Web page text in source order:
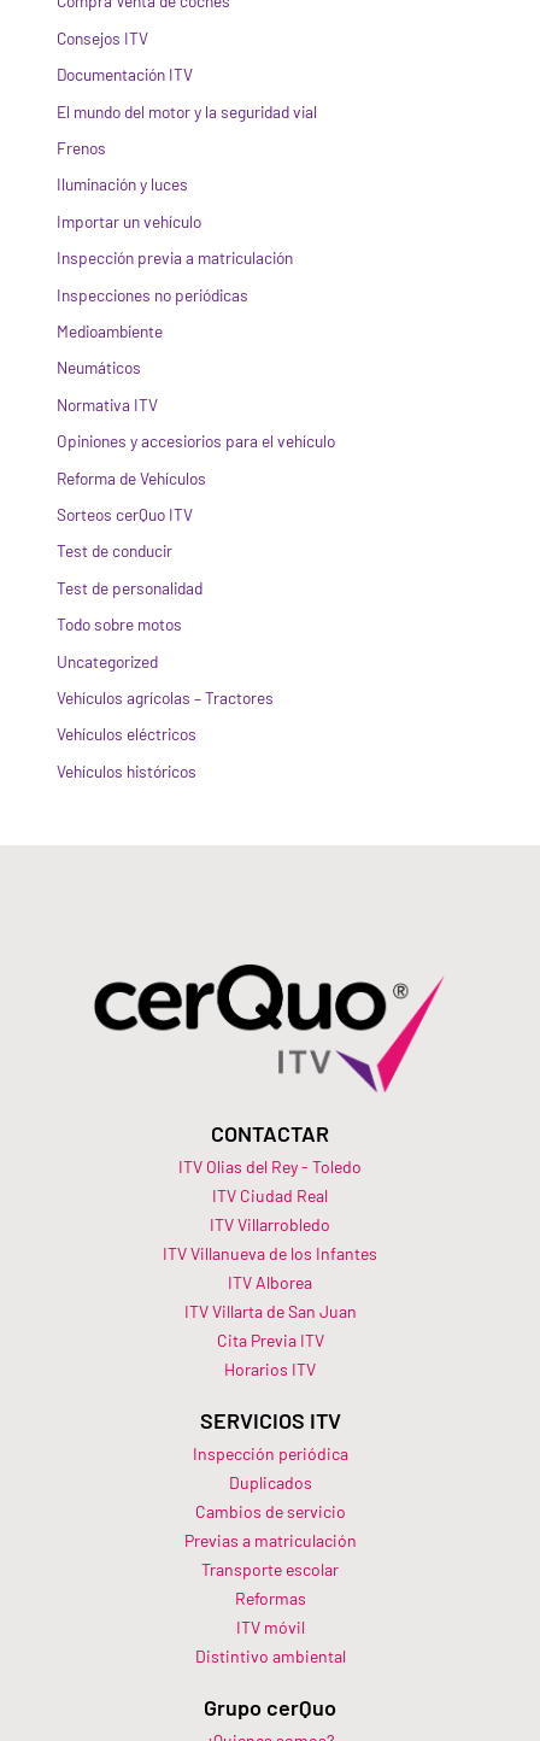
Consejos ITV
Documentación ITV
El mundo del motor y la seguridad vial
Frenos
Iluminación y luces
Importar un vehículo
Inspección previa a matriculación
Inspecciones no periódicas
Medioambiente
Neumáticos
Normativa ITV
Opiniones y accesiorios para el vehículo
Reforma de Vehículos
Sorteos cerQuo ITV
Test de conducir
Test de personalidad
Todo sobre motos
Uncategorized
Vehículos agrícolas – Tractores
Vehículos eléctricos
Vehículos históricos
CONTACTAR
ITV Olias del Rey - Toledo
ITV Ciudad Real
ITV Villarrobledo
ITV Villanueva de los Infantes
ITV Alborea
ITV Villarta de San Juan
Cita Previa ITV
Horarios ITV​
SERVICIOS ITV
Inspección periódica
Duplicados
Cambios de servicio
Previas a matriculación
Transporte escolar
Reformas
ITV móvil
Distintivo ambiental
Grupo cerQuo